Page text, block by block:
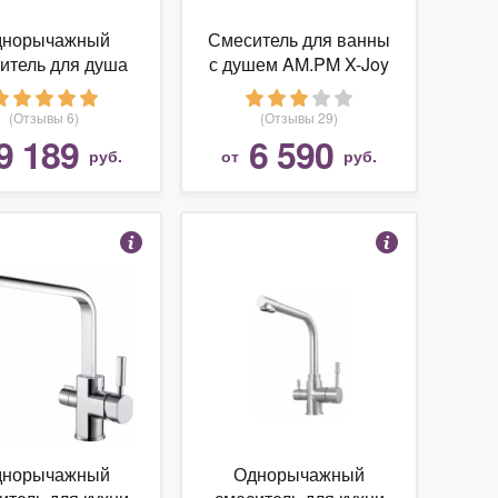
для душа
Bozz 38999
0576
(Отзывы 6)
189 руб.
Смеситель для ванны
с душем AM.PM X-Joy
F85A90000
однорычажный хром
(Отзывы 29)
от 6 590 руб.
Однорычажный